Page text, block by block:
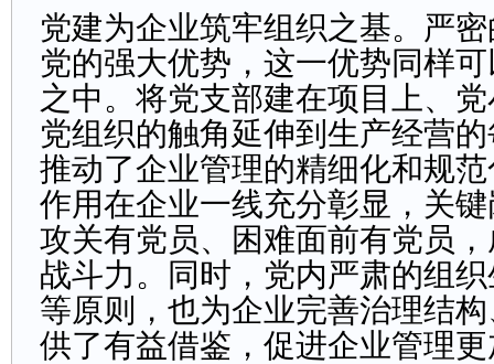
党建为企业筑牢组织之基。严
党的强大优势，这一优势同样
之中。将党支部建在项目上、
党组织的触角延伸到生产经营
推动了企业管理的精细化和规
作用在企业一线充分彰显，关
攻关有党员、困难面前有党员
战斗力。同时，党内严肃的组
等原则，也为企业完善治理结
供了有益借鉴，促进企业管理